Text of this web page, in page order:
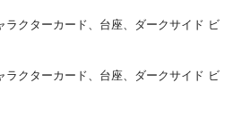
ラクターカード、台座、ダークサイド ビ
ラクターカード、台座、ダークサイド ビ